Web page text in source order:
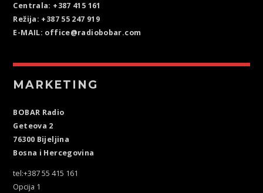
Centrala: +387 415 161
Režija: +387 55 247 919
E-MAIL: office@radiobobar.com
MARKETING
BOBAR Radio
Geteova 2
76300 Bijeljina
Bosna i Hercegovina
tel:+387 55 415 161
Opcija 1